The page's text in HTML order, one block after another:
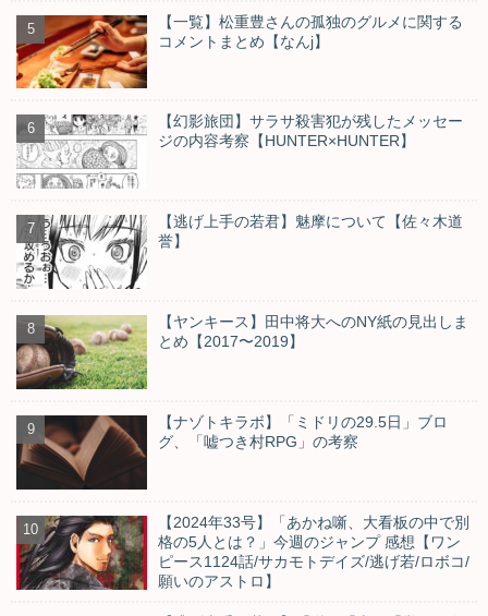
【一覧】松重豊さんの孤独のグルメに関する
コメントまとめ【なんj】
【幻影旅団】サラサ殺害犯が残したメッセー
ジの内容考察【HUNTER×HUNTER】
【逃げ上手の若君】魅摩について【佐々木道
誉】
【ヤンキース】田中将大へのNY紙の見出しま
とめ【2017〜2019】
【ナゾトキラボ】「ミドリの29.5日」ブロ
グ、「嘘つき村RPG」の考察
【2024年33号】「あかね噺、大看板の中で別
格の5人とは？」今週のジャンプ 感想【ワン
ピース1124話/サカモトデイズ/逃げ若/ロボコ/
願いのアストロ】